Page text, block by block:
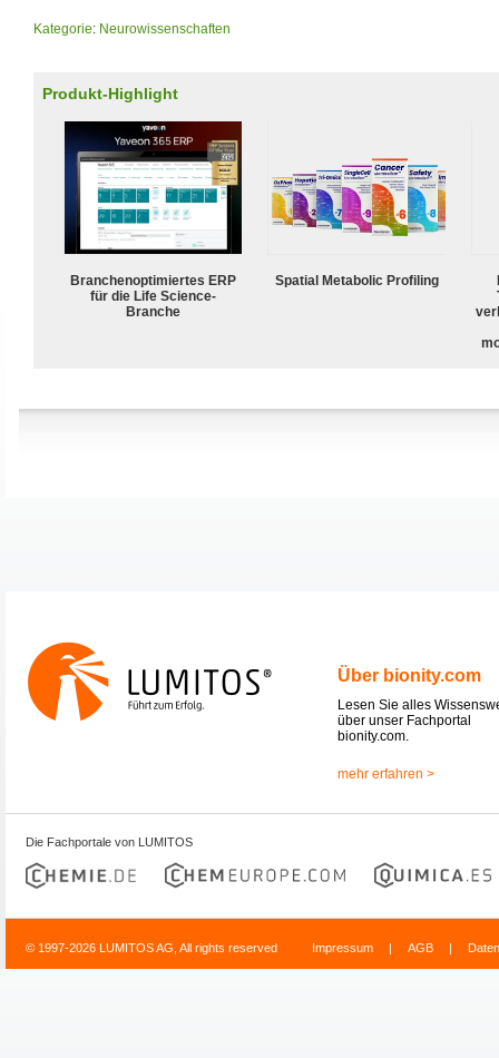
Kategorie: Neurowissenschaften
Produkt-Highlight
Branchenoptimiertes ERP
für die Life Science-
Branche
Spatial Metabolic Profiling
Über bionity.com
Lesen Sie alles
über unser Fachportal
bionity.com.
mehr erfahren >
Die Fachportale von LUMITOS
© 1997-2026 LUMITOS AG, All rights reserved Impressum | AGB |